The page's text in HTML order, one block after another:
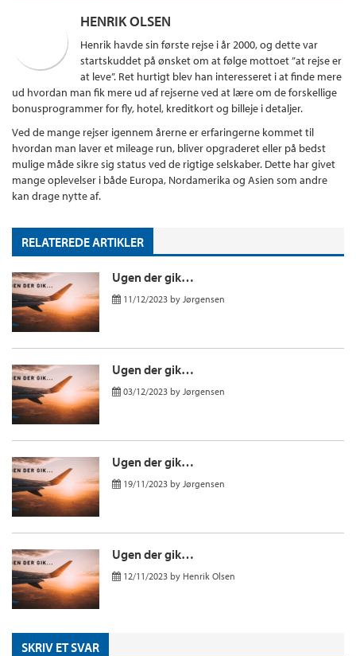
HENRIK OLSEN
Henrik havde sin første rejse i år 2000, og dette var
startskuddet på ønsket om at følge mottoet ”at rejse er
at leve”. Ret hurtigt blev han interesseret i at finde mere
ud hvordan man fik mere ud af rejserne ved at lære om de forskellige
bonusprogrammer for fly, hotel, kreditkort og billeje i detaljer.
Ved de mange rejser igennem årerne er erfaringerne kommet til
hvordan man laver et mileage run, bliver opgraderet eller på bedst
mulige måde sikre sig status ved de rigtige selskaber. Dette har givet
mange oplevelser i både Europa, Nordamerika og Asien som andre
kan drage nytte af.
RELATEREDE ARTIKLER
Ugen der gik…
11/12/2023 by Jørgensen
Ugen der gik…
03/12/2023 by Jørgensen
Ugen der gik…
19/11/2023 by Jørgensen
Ugen der gik…
12/11/2023 by Henrik Olsen
SKRIV ET SVAR